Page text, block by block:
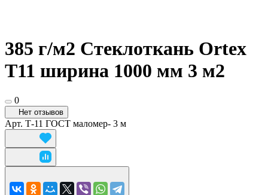
385 г/м2 Стеклоткань Ortex
Т11 ширина 1000 мм 3 м2
0
Нет отзывов
Арт. Т-11 ГОСТ маломер- 3 м